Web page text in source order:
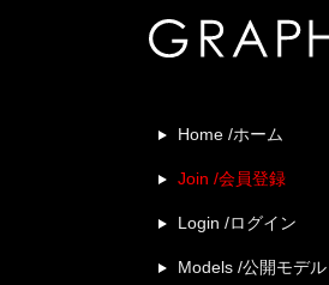
Home /ホーム
Join /会員登録
Login /ログイン
Models /公開モデル